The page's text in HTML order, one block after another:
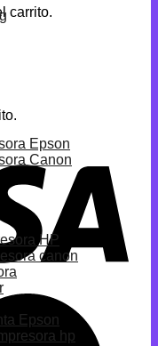
carrito.
Epson
Canon
HP
canon
Epson
hp